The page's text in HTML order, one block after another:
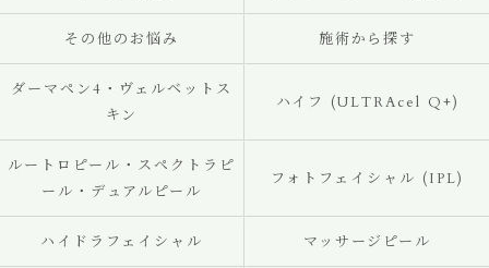
その他のお悩み 施術から探す
ダーマペン4・ヴェルベットス
キン
ハイフ (ULTRAcel Q+)
ルートロピール・スペクトラピ
ール・デュアルピール
フォトフェイシャル (IPL)
ハイドラフェイシャル マッサージピール